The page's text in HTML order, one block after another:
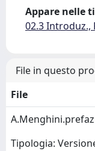
Appare nelle
02.3 Introduz.,
File in questo
File
Tipologia: